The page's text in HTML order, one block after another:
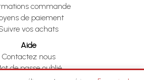
commande
de paiement
vos achats
Aide
Contactez nous
de passe oublié